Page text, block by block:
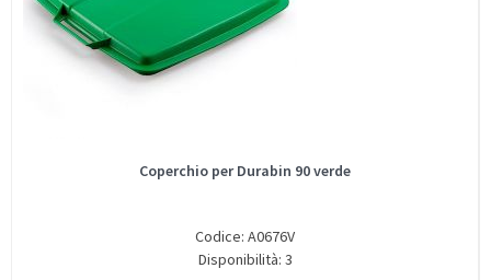
Coperchio per Durabin 90 verde
Codice: A0676V
Disponibilità: 3